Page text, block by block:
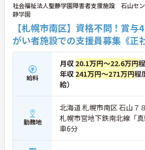
社会福祉法人聖静学園障害者支援施設 石山セ
静学園
【札幌市南区】資格不問！賞
がい者施設での支援員募集《正
給料
月収 20.1万円～22.6万円
年収 241万円～271万円程
給）
勤務地
北海道 札幌市南区 石山７
札幌市営地下鉄南北線「
車6分